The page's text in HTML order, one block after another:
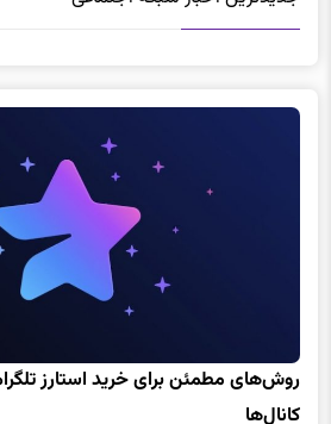
کانال‌ها